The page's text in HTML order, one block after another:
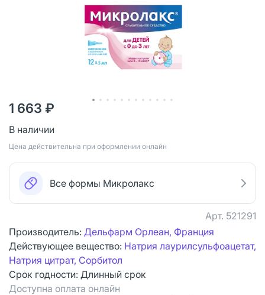
1 663 ₽
В наличии
Цена действительна при оформлении онлайн
Все формы Микролакс
Арт. 521291
Производитель: Дельфарм Орлеан, Франция
Действующее вещество: Натрия лаурилсульфоацетат,
Натрия цитрат, Сорбитол
Срок годности: Длинный срок
Доступна оплата онлайн